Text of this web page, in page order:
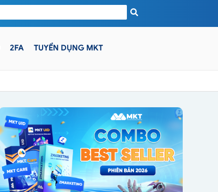
2FA TUYỂN DỤNG MKT